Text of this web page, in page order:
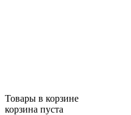
Товары в корзине
корзина пуста